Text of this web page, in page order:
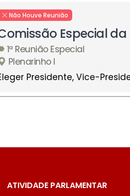
Não Houve Reunião
Especial
1ª Reunião Especial
Plenarinho I
Presidente, Vice-
ATIVIDADE PARLAMENTAR